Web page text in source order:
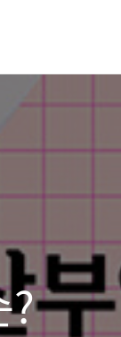
?